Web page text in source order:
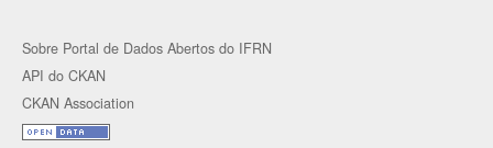
Sobre Portal de Dados Abertos do IFRN
API do CKAN
CKAN Association